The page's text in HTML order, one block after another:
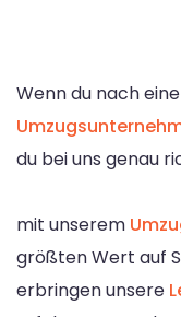
Wenn du nach
du bei uns genau
mit unserem
größten Wert auf
erbringen unsere